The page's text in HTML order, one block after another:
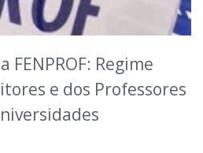
Regime
e dos Professores